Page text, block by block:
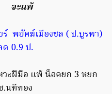
จะแพ้
ร์ พยัคฆ์เมืองชล ( ป.บูรพา)
ด 0.9 ป.
พ้ น็อคยก 3 หยก
.นทีทอง